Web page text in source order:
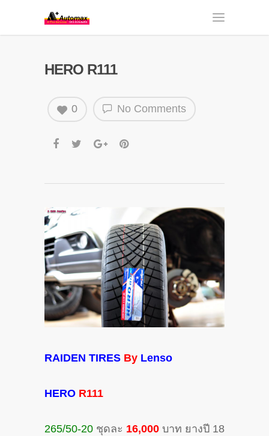
HERO R111
No Comments
0
RAIDEN TIRES By Lenso
HERO R111
265/50-20 ชุดละ 16,000 บาท ยางปี 18